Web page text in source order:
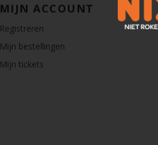
MIJN ACCOUNT
Registreren
Mijn bestellingen
Mijn tickets